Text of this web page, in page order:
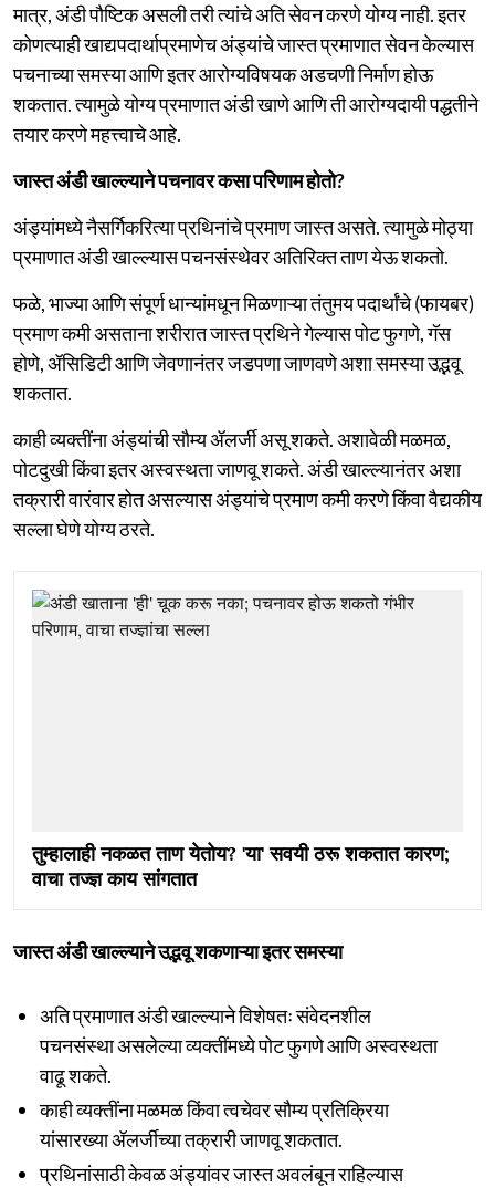
मात्र, अंडी पौष्टिक असली तरी त्यांचे अति सेवन करणे योग्य नाही. इतर
कोणत्याही खाद्यपदार्थाप्रमाणेच अंड्यांचे जास्त प्रमाणात सेवन केल्यास
पचनाच्या समस्या आणि इतर आरोग्यविषयक अडचणी निर्माण होऊ
शकतात. त्यामुळे योग्य प्रमाणात अंडी खाणे आणि ती आरोग्यदायी पद्धतीने
तयार करणे महत्त्वाचे आहे.
जास्त अंडी खाल्ल्याने पचनावर कसा परिणाम होतो?
अंड्यांमध्ये नैसर्गिकरित्या प्रथिनांचे प्रमाण जास्त असते. त्यामुळे मोठ्या
प्रमाणात अंडी खाल्ल्यास पचनसंस्थेवर अतिरिक्त ताण येऊ शकतो.
फळे, भाज्या आणि संपूर्ण धान्यांमधून मिळणाऱ्या तंतुमय पदार्थांचे (फायबर)
प्रमाण कमी असताना शरीरात जास्त प्रथिने गेल्यास पोट फुगणे, गॅस
होणे, ॲसिडिटी आणि जेवणानंतर जडपणा जाणवणे अशा समस्या उद्भवू
शकतात.
काही व्यक्तींना अंड्यांची सौम्य ॲलर्जी असू शकते. अशावेळी मळमळ,
पोटदुखी किंवा इतर अस्वस्थता जाणवू शकते. अंडी खाल्ल्यानंतर अशा
तक्रारी वारंवार होत असल्यास अंड्यांचे प्रमाण कमी करणे किंवा वैद्यकीय
सल्ला घेणे योग्य ठरते.
तुम्हालाही नकळत ताण येतोय? 'या' सवयी ठरू शकतात कारण;
वाचा तज्ज्ञ काय सांगतात
जास्त अंडी खाल्ल्याने उद्भवू शकणाऱ्या इतर समस्या
अति प्रमाणात अंडी खाल्ल्याने विशेषतः संवेदनशील
पचनसंस्था असलेल्या व्यक्तींमध्ये पोट फुगणे आणि अस्वस्थता
वाढू शकते.
काही व्यक्तींना मळमळ किंवा त्वचेवर सौम्य प्रतिक्रिया
यांसारख्या ॲलर्जीच्या तक्रारी जाणवू शकतात.
प्रथिनांसाठी केवळ अंड्यांवर जास्त अवलंबून राहिल्यास